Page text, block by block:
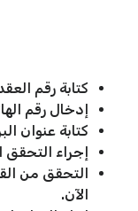
كتابة رقم
إدخال رقم
كتابة عنوان
إجراء
التحقق من
الآن.